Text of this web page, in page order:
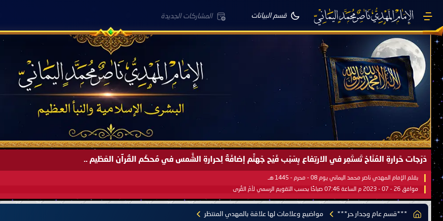
قسم البيانات المشاركات الجديدة
صَيْفُ سَقَرَ يَبدأُ في اجتياحِ شِتاءِ القُطبِ الشَّمالي كَما وعَدناكُم بالحقِّ لعَامِكم هذا (1445 هـ) ..
بقلم الإمام المهدي ناصر محمد اليماني يوم 18 - جمادى الآخرة - 1445 هـ
موافق 31 - 12 - 2023 م الساعة 07:44 صباحًا بحسب التقويم الرسمي لأمّ القُرى
***قسم عام وجدار حر*** مواضيع وعلامات لها علاقة بالمهدي المنتظر